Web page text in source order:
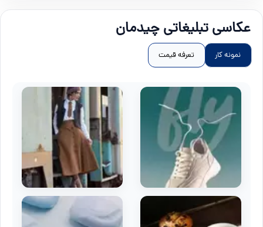
عکاسی تبلیغاتی چیدمان
نمونه کار تعرفه قیمت